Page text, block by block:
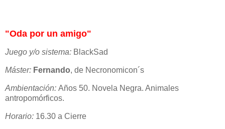
"Oda por un amigo"
Juego y/o sistema: BlackSad
Máster: Fernando, de Necronomicon´s
Ambientación: Años 50. Novela Negra. Animales
antropomórficos.
Horario: 16.30 a Cierre